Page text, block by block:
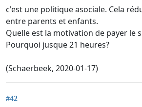
c'est une politique asociale. Cela
entre parents et enfants.
Quelle est la motivation de payer le
Pourquoi jusque 21 heures?
(Schaerbeek, 2020-01-17)
#42